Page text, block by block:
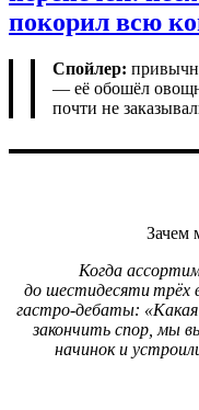
покорил всю
Спойлер:
— её обошёл
почти не
Зачем
Когда
до шестидесяти трёх
гастро‑дебаты:
закончить спор, мы
начинок и